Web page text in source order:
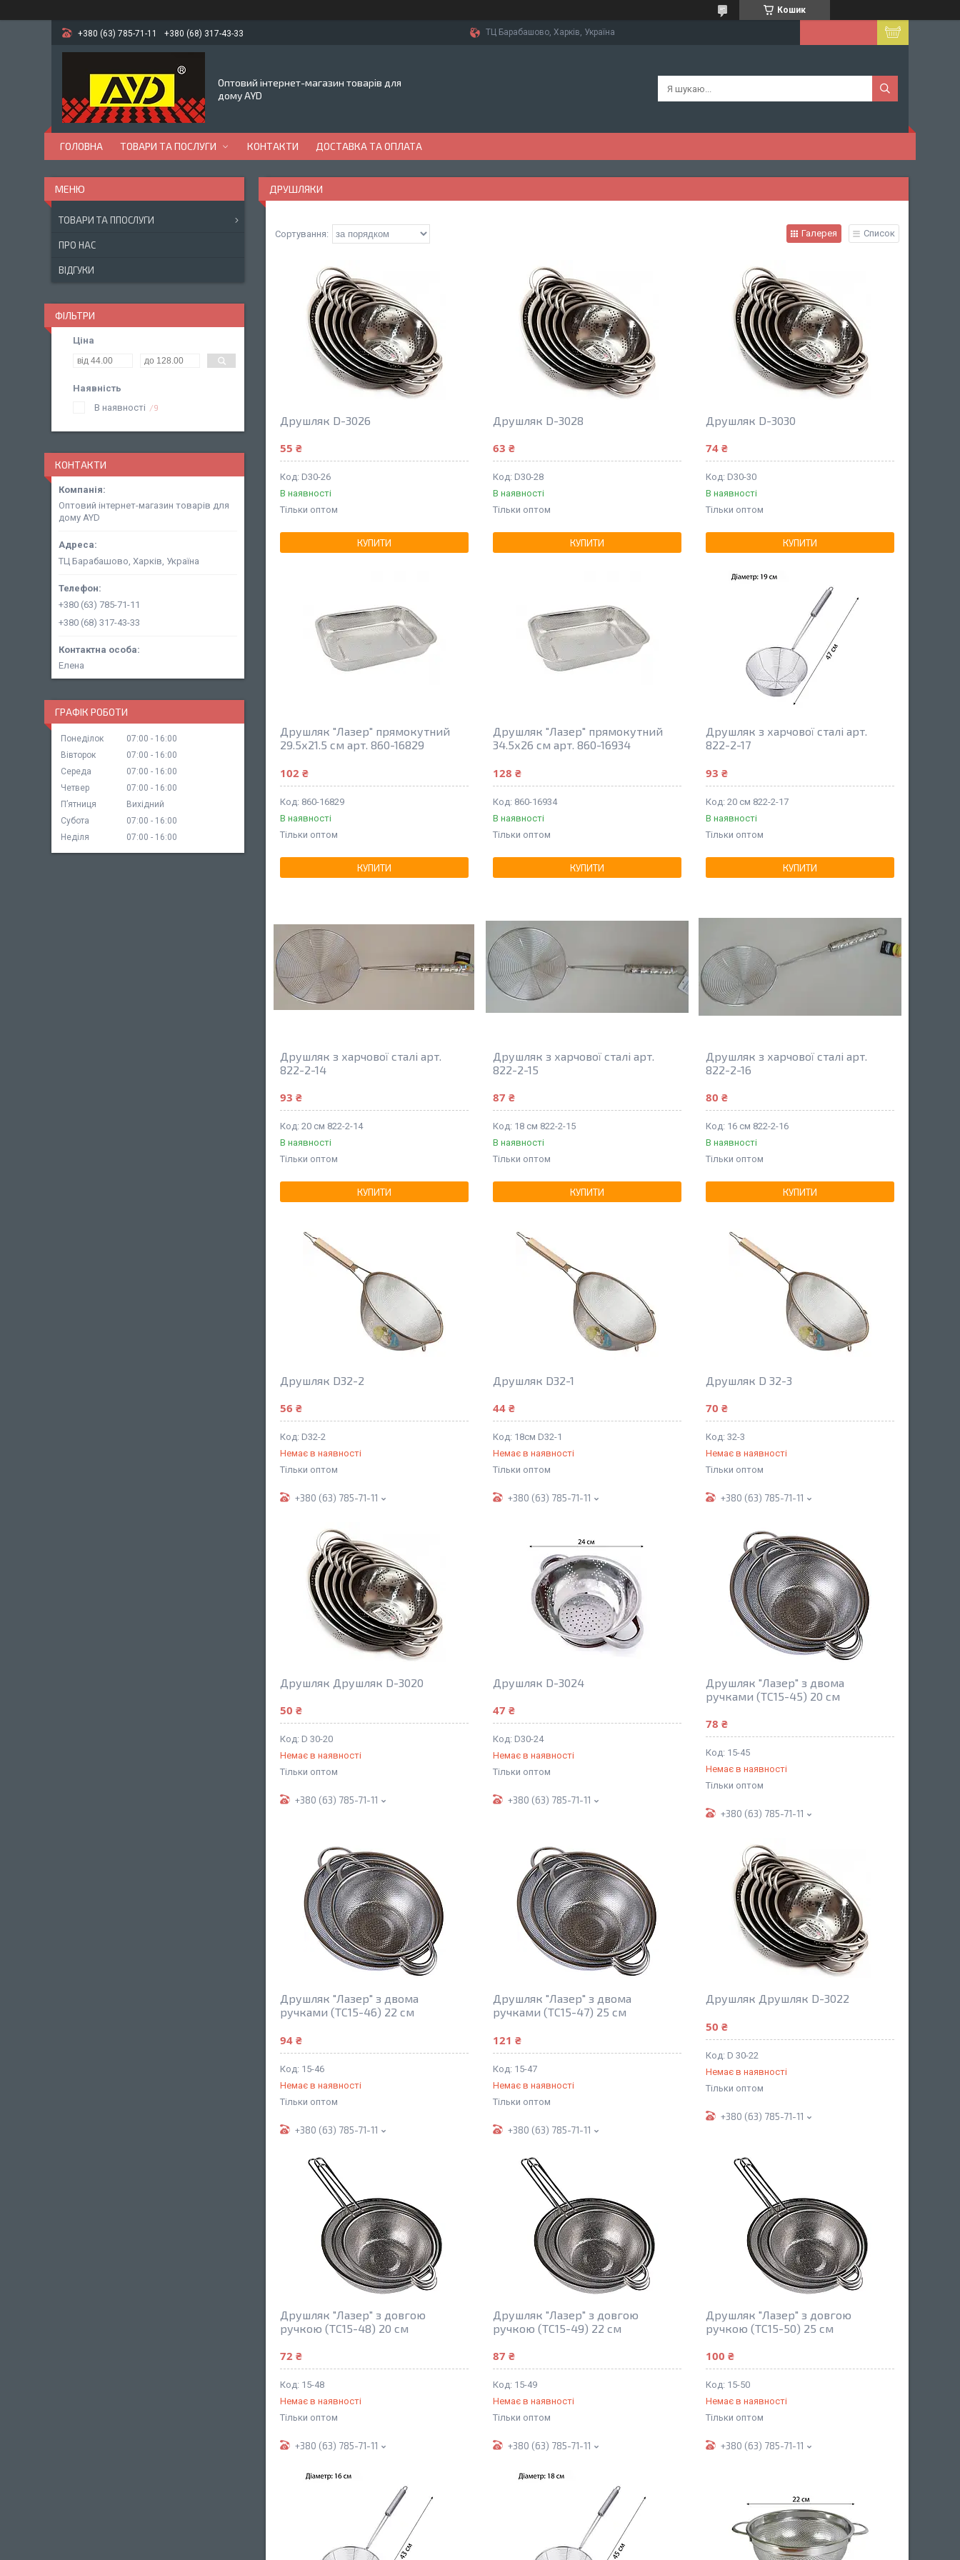
Кошик
+380 (63) 785-71-11 +380 (68) 317-43-33 ТЦ Барабашово, Харків, Україна
Оптовий інтернет-магазин товарів для
дому AYD
ГОЛОВНА ТОВАРИ ТА ПОСЛУГИ КОНТАКТИ ДОСТАВКА ТА ОПЛАТА
ДРУШЛЯКИ
Галерея Список
Друшляк D-3026
55 ₴
D30-26
В наявності
Тільки оптом
КУПИТИ
Друшляк D-3028
63 ₴
D30-28
В наявності
Тільки оптом
КУПИТИ
Друшляк D-3030
74 ₴
D30-30
В наявності
Тільки оптом
КУПИТИ
Друшляк "Лазер" прямокутний
29.5х21.5 см арт. 860-16829
102 ₴
860-16829
В наявності
Тільки оптом
КУПИТИ
Друшляк "Лазер" прямокутний
34.5х26 см арт. 860-16934
128 ₴
860-16934
В наявності
Тільки оптом
КУПИТИ
Друшляк з харчової сталі арт.
822-2-17
93 ₴
20 см 822-2-17
В наявності
Тільки оптом
КУПИТИ
Друшляк з харчової сталі арт.
822-2-14
93 ₴
20 см 822-2-14
В наявності
Тільки оптом
КУПИТИ
Друшляк з харчової сталі арт.
822-2-15
87 ₴
18 см 822-2-15
В наявності
Тільки оптом
КУПИТИ
Друшляк з харчової сталі арт.
822-2-16
80 ₴
16 см 822-2-16
В наявності
Тільки оптом
КУПИТИ
Друшляк D32-2
56 ₴
D32-2
Немає в наявності
Тільки оптом
+380 (63) 785-71-11
Друшляк D32-1
44 ₴
18см D32-1
Немає в наявності
Тільки оптом
+380 (63) 785-71-11
Друшляк D 32-3
70 ₴
32-3
Немає в наявності
Тільки оптом
+380 (63) 785-71-11
Друшляк Друшляк D-3020
50 ₴
D 30-20
Немає в наявності
Тільки оптом
+380 (63) 785-71-11
Друшляк D-3024
47 ₴
D30-24
Немає в наявності
Тільки оптом
+380 (63) 785-71-11
Друшляк "Лазер" з двома
ручками (TC15-45) 20 см
78 ₴
15-45
Немає в наявності
Тільки оптом
+380 (63) 785-71-11
Друшляк "Лазер" з двома
ручками (TC15-46) 22 см
94 ₴
15-46
Немає в наявності
Тільки оптом
+380 (63) 785-71-11
Друшляк "Лазер" з двома
ручками (TC15-47) 25 см
121 ₴
15-47
Немає в наявності
Тільки оптом
+380 (63) 785-71-11
Друшляк Друшляк D-3022
50 ₴
D 30-22
Немає в наявності
Тільки оптом
+380 (63) 785-71-11
Друшляк "Лазер" з довгою
ручкою (TC15-48) 20 см
72 ₴
15-48
Немає в наявності
Тільки оптом
+380 (63) 785-71-11
Друшляк "Лазер" з довгою
ручкою (TC15-49) 22 см
87 ₴
15-49
Немає в наявності
Тільки оптом
+380 (63) 785-71-11
Друшляк "Лазер" з довгою
ручкою (TC15-50) 25 см
100 ₴
15-50
Немає в наявності
Тільки оптом
+380 (63) 785-71-11
ТОВАРИ ТА ППОСЛУГИ
ПРО НАС
ВІДГУКИ
ФІЛЬТРИ
Ціна
Наявність
В наявності
9
КОНТАКТИ
Оптовий інтернет-магазин товарів для
дому AYD
ТЦ Барабашово, Харків, Україна
+380 (63) 785-71-11
+380 (68) 317-43-33
Елена
ГРАФІК РОБОТИ
Понеділок 07:00
16:00
Вівторок
07:00
16:00
Середа
07:00
16:00
Четвер
07:00
16:00
Пʼятниця
Вихідний
Субота
07:00
16:00
Неділя
07:00 16:00